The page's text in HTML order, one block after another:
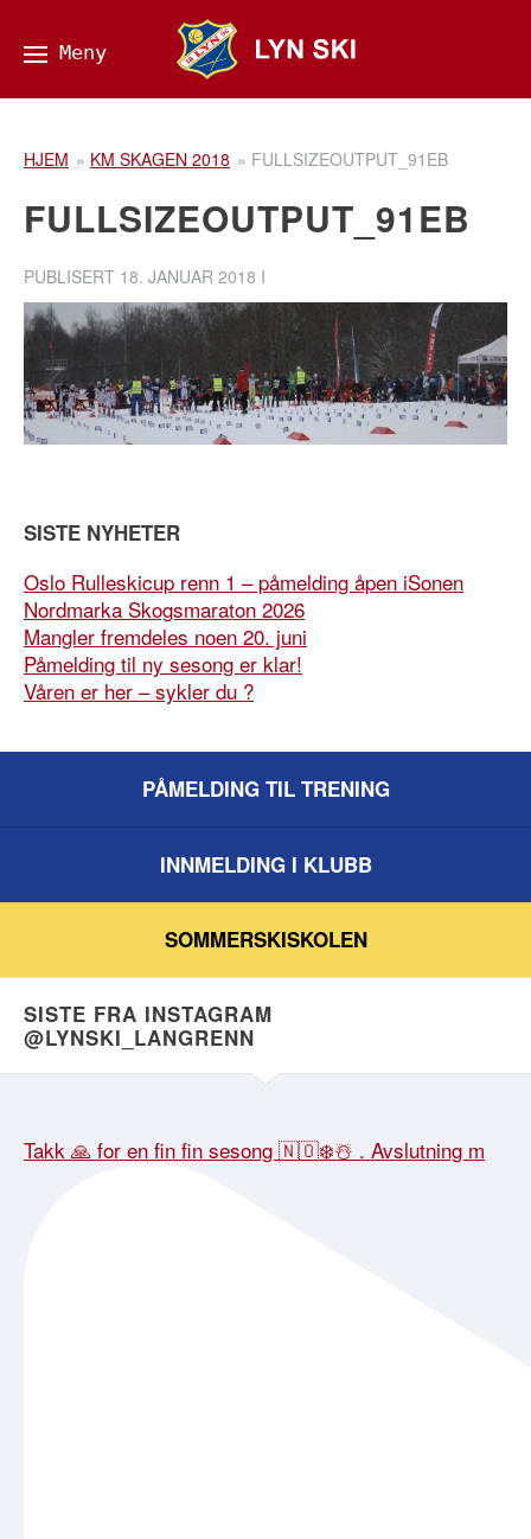
HJEM » KM SKAGEN 2018 » FULLSIZEOUTPUT_91EB
FULLSIZEOUTPUT_91EB
PUBLISERT 18. JANUAR 2018 I
SISTE NYHETER
Oslo Rulleskicup renn 1 – påmelding åpen iSonen
Nordmarka Skogsmaraton 2026
Mangler fremdeles noen 20. juni
Påmelding til ny sesong er klar!
Våren er her – sykler du ?
PÅMELDING TIL TRENING
INNMELDING I KLUBB
SOMMERSKISKOLEN
SISTE FRA INSTAGRAM
@LYNSKI_LANGRENN
Takk 🙏 for en fin fin sesong 🇳🇴❄️☃️ . Avslutning m